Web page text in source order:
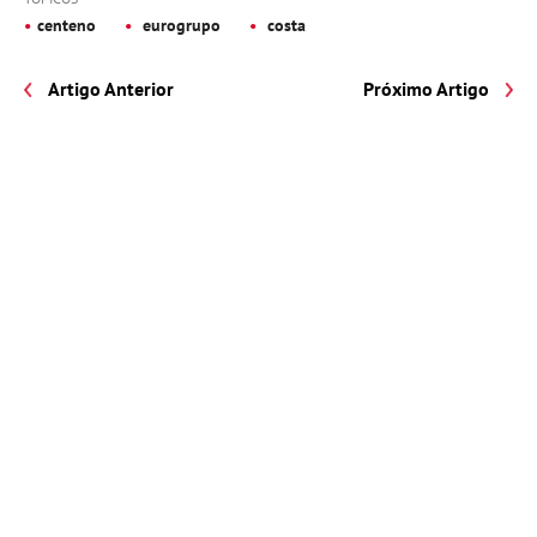
centeno eurogrupo costa
Artigo Anterior Próximo Artigo